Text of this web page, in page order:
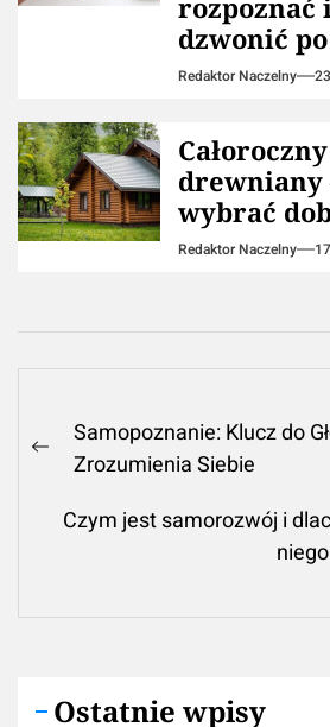
rozpoznać
dzwonić
Redaktor Naczelny
drewniany
wybrać
Redaktor Naczelny
Nawigacja
wpisu
Previous
Samopoznanie: Klucz do
Zrozumienia Siebie
Czym jest samorozwój i
Ostatnie wpisy